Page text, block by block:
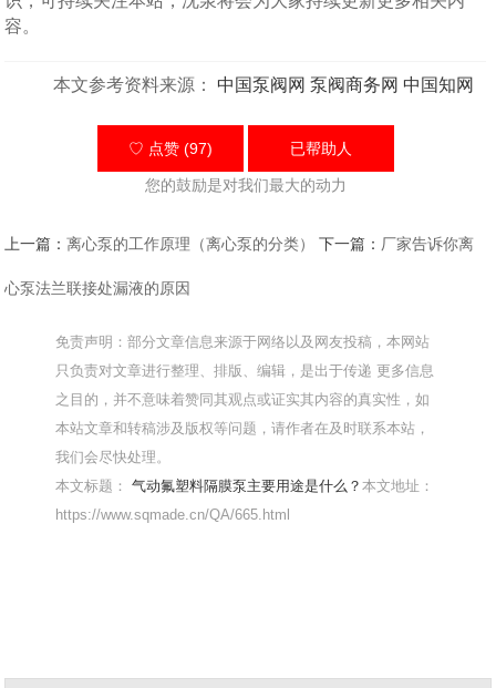
容。
本文参考资料来源： 中国泵阀网 泵阀商务网 中国知网
♡ 点赞 (97) 已帮助人
您的鼓励是对我们最大的动力
上一篇：离心泵的工作原理（离心泵的分类） 下一篇： 厂家告诉你离
心泵法兰联接处漏液的原因
免责声明：部分文章信息来源于网络以及网友投稿，本网站
只负责对文章进行整理、排版、编辑，是出于传递 更多信息
之目的，并不意味着赞同其观点或证实其内容的真实性，如
本站文章和转稿涉及版权等问题，请作者在及时联系本站，
我们会尽快处理。
本文标题：气动氟塑料隔膜泵主要用途是什么？本文地址：
https://www.sqmade.cn/QA/665.html